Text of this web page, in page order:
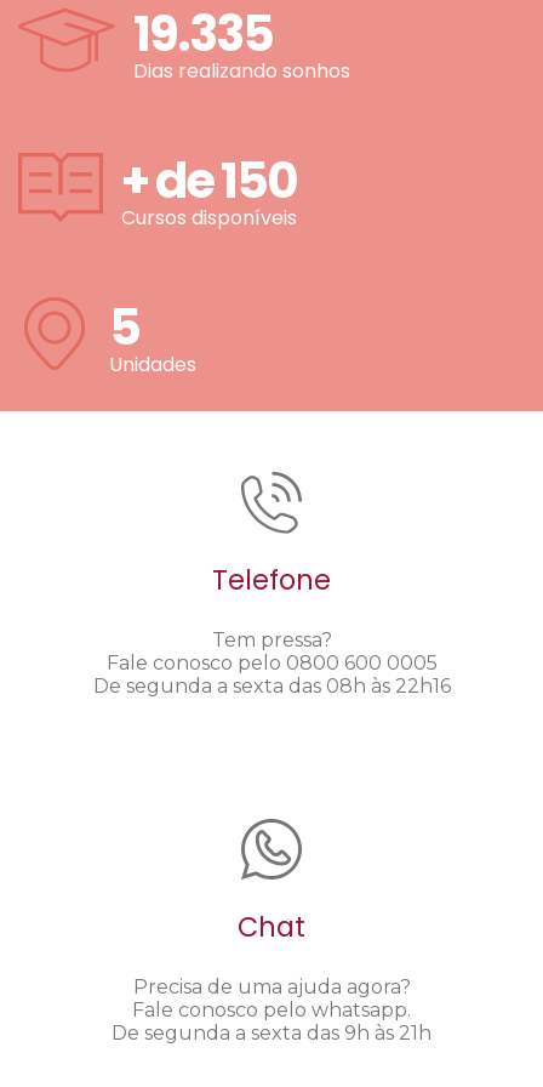
19.335
Dias realizando sonhos
+ de150
Cursos disponíveis
5
Unidades
Telefone
Tem pressa?
Fale conosco pelo 0800 600 0005
De segunda a sexta das 08h às 22h16
Chat
Precisa de uma ajuda agora?
Fale conosco pelo whatsapp.
De segunda a sexta das 9h às 21h